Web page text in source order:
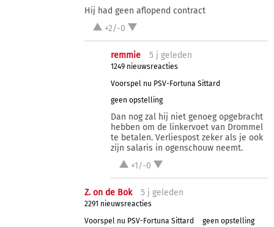
Hij had geen aflopend contract
+2/-0
remmie 5 j geleden
1249 nieuwsreacties
Voorspel nu PSV-Fortuna Sittard
geen opstelling
Dan nog zal hij niet genoeg opgebracht
hebben om de linkervoet van Drommel
te betalen. Verliespost zeker als je ook
zijn salaris in ogenschouw neemt.
+1/-0
Z. on de Bok 5 j geleden
2291 nieuwsreacties
Voorspel nu PSV-Fortuna Sittard
geen opstelling